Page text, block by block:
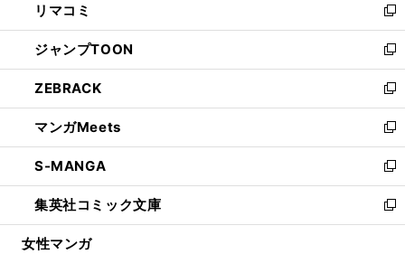
で
開
く
ド
ウ
で
開
く
ィ
ン
ド
ウ
で
開
く
い
ウ
ィ
ン
ド
ウ
で
開
く
リマコミ
新
し
い
ウ
ィ
ン
ド
ウ
で
開
く
ジャンプTOON
新
し
い
ウ
ィ
ン
ド
ウ
で
開
ZEBRACK
新
し
い
ウ
ィ
ン
ド
ウ
マンガMeets
新
し
い
ウ
ィ
ン
S-MANGA
新
し
い
ウ
集英社コミック文庫
新
し
女性マンガ